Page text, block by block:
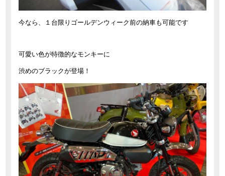
今なら、１台限りゴールデンウィーク前の納車も可能です
可愛い色が特徴的なモンキーに
渋めのブラックが登場！